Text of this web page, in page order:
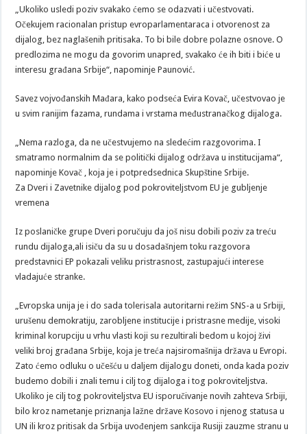
„Ukoliko usledi poziv svakako ćemo se odazvati i učestvovati.
Očekujem racionalan pristup evroparlamentaraca i otvorenost za
dijalog, bez naglašenih pritisaka. To bi bile dobre polazne osnove. O
predlozima ne mogu da govorim unapred, svakako će ih biti i biće u
interesu građana Srbije“, napominje Paunović.
Savez vojvođanskih Mađara, kako podseća Evira Kovač, učestvovao je
u svim ranijim fazama, rundama i vrstama međustranačkog dijaloga.
„Nema razloga, da ne učestvujemo na sledećim razgovorima. I
smatramo normalnim da se politički dijalog održava u institucijama“,
napominje Kovač , koja je i potpredsednica Skupštine Srbije.
Za Dveri i Zavetnike dijalog pod pokroviteljstvom EU je gubljenje
vremena
Iz poslaničke grupe Dveri poručuju da još nisu dobili poziv za treću
rundu dijaloga,ali isiču da su u dosadašnjem toku razgovora
predstavnici EP pokazali veliku pristrasnost, zastupajući interese
vladajuće stranke.
„Evropska unija je i do sada tolerisala autoritarni režim SNS-a u Srbiji,
urušenu demokratiju, zarobljene institucije i pristrasne medije, visoki
kriminal korupciju u vrhu vlasti koji su rezultirali bedom u kojoj živi
veliki broj građana Srbije, koja je treća najsiromašnija država u Evropi.
Zato ćemo odluku o učešću u daljem dijalogu doneti, onda kada poziv
budemo dobili i znali temu i cilj tog dijaloga i tog pokroviteljstva.
Ukoliko je cilj tog pokroviteljstva EU isporučivanje novih zahteva Srbiji,
bilo kroz nametanje priznanja lažne države Kosovo i njenog statusa u
UN ili kroz pritisak da Srbija uvođenjem sankcija Rusiji zauzme stranu u